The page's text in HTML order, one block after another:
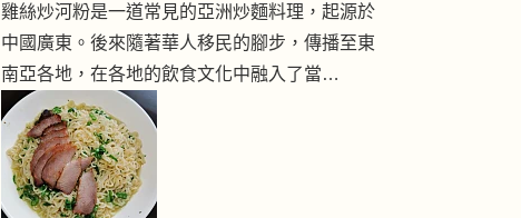
雞絲炒河粉是一道常見的亞洲炒麵料理，起源於
中國廣東。後來隨著華人移民的腳步，傳播至東
南亞各地，在各地的飲食文化中融入了當…